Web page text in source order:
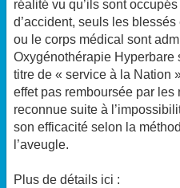
réalité vu qu’ils sont
d’accident, seuls les
ou le corps médical sont
Oxygénothérapie Hyperbare
titre de « service à la Nation
effet pas remboursée par les
reconnue suite à
son efficacité selon la
l’aveugle.
Plus de détails ici :